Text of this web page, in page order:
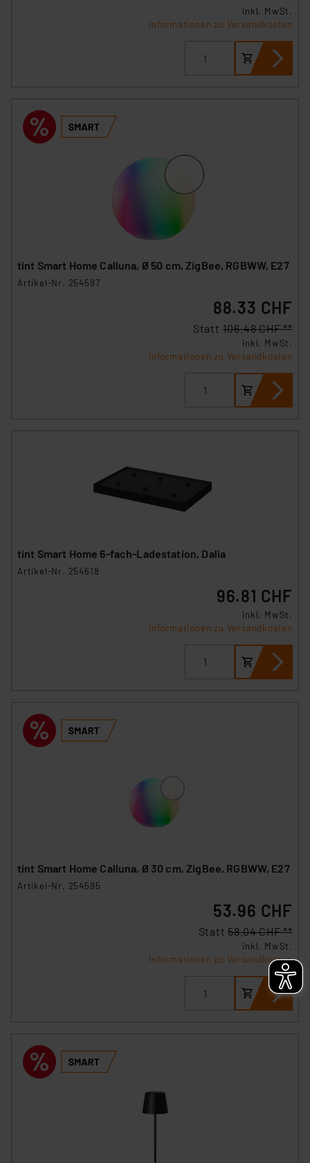
inkl. MwSt.
Informationen zu Versandkosten
tint Smart Home Calluna, Ø 50 cm, ZigBee, RGBWW, E27
Artikel-Nr. 254597
88.33 CHF
Statt106.48 CHF **
inkl. MwSt.
Informationen zu Versandkosten
tint Smart Home 6-fach-Ladestation, Dalia
Artikel-Nr. 254618
96.81 CHF
inkl. MwSt.
Informationen zu Versandkosten
tint Smart Home Calluna, Ø 30 cm, ZigBee, RGBWW, E27
Artikel-Nr. 254595
53.96 CHF
Statt58.04 CHF **
inkl. MwSt.
Informationen zu Versandkosten